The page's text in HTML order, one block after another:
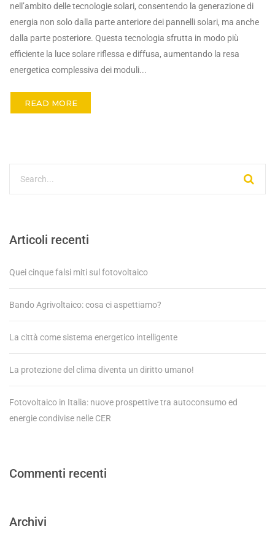
nell’ambito delle tecnologie solari, consentendo la generazione di
energia non solo dalla parte anteriore dei pannelli solari, ma anche
dalla parte posteriore. Questa tecnologia sfrutta in modo più
efficiente la luce solare riflessa e diffusa, aumentando la resa
energetica complessiva dei moduli...
READ MORE
Articoli recenti
Quei cinque falsi miti sul fotovoltaico
Bando Agrivoltaico: cosa ci aspettiamo?
La città come sistema energetico intelligente
La protezione del clima diventa un diritto umano!
Fotovoltaico in Italia: nuove prospettive tra autoconsumo ed
energie condivise nelle CER
Commenti recenti
Archivi